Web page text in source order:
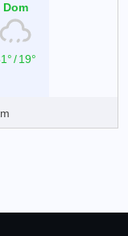
Dom
/19°